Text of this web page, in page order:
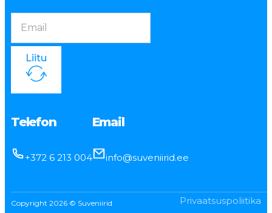
Liitu
Telefon
+372 6 213 004
Email
info@suveniirid.ee
Copyright 2026 © Suveniirid Privaatsuspoliitika